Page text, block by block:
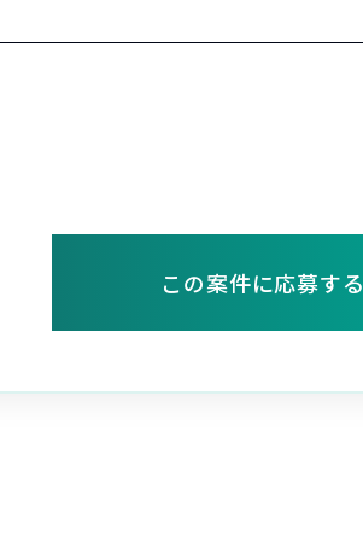
この案件に応募する